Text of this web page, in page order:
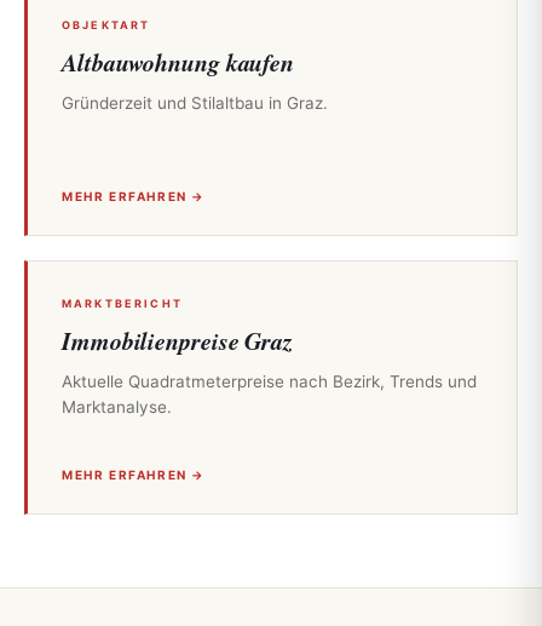
OBJEKTART
Altbauwohnung kaufen
Gründerzeit und Stilaltbau in Graz.
MEHR ERFAHREN →
MARKTBERICHT
Immobilienpreise Graz
Aktuelle Quadratmeterpreise nach Bezirk, Trends und
Marktanalyse.
MEHR ERFAHREN →